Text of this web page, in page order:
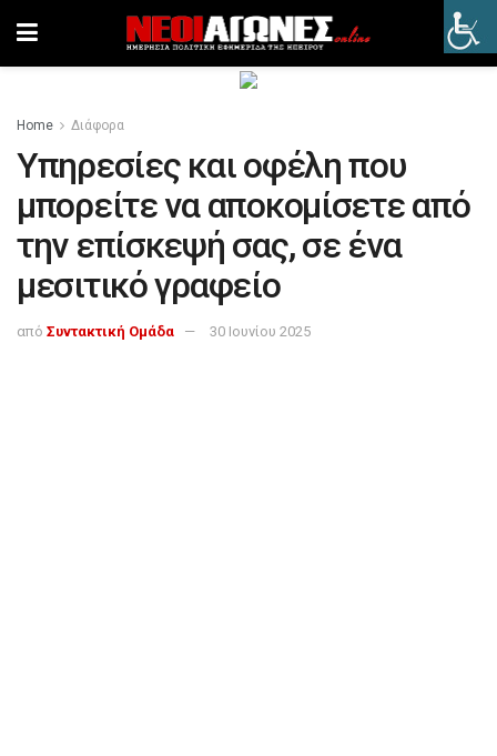
Home Διάφορα
Υπηρεσίες και οφέλη που
μπορείτε να αποκομίσετε από
την επίσκεψή σας, σε ένα
μεσιτικό γραφείο
από Συντακτική Ομάδα 30 Ιουνίου 2025